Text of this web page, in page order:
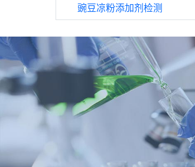
豌豆凉粉添加剂检测